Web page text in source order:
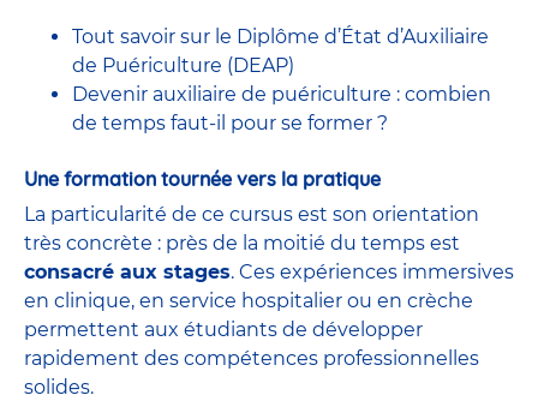
Tout savoir sur le Diplôme d’État d’Auxiliaire
de Puériculture (DEAP)
Devenir auxiliaire de puériculture : combien
de temps faut-il pour se former ?
Une formation tournée vers la pratique
La particularité de ce cursus est son orientation
très concrète : près de la moitié du temps est
consacré aux stages. Ces expériences immersives
en clinique, en service hospitalier ou en crèche
permettent aux étudiants de développer
rapidement des compétences professionnelles
solides.